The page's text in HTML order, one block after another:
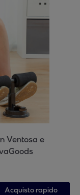
Ventosa e
Acquisto rapido